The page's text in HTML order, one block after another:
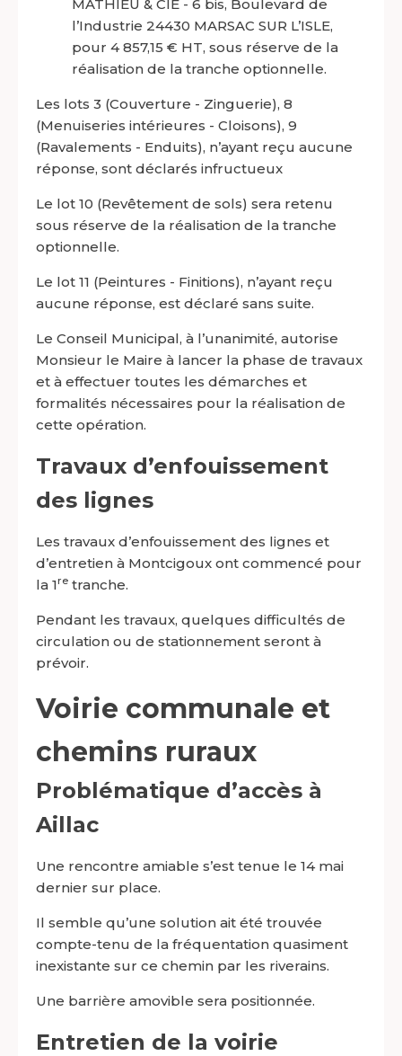
MATHIEU & CIE - 6 bis, Boulevard de
l’Industrie 24430 MARSAC SUR L’ISLE,
pour 4 857,15 € HT, sous réserve de la
réalisation de la tranche optionnelle.
Les lots 3 (Couverture - Zinguerie), 8
(Menuiseries intérieures - Cloisons), 9
(Ravalements - Enduits), n’ayant reçu aucune
réponse, sont déclarés infructueux
Le lot 10 (Revêtement de sols) sera retenu
sous réserve de la réalisation de la tranche
optionnelle.
Le lot 11 (Peintures - Finitions), n’ayant reçu
aucune réponse, est déclaré sans suite.
Le Conseil Municipal, à l’unanimité, autorise
Monsieur le Maire à lancer la phase de travaux
et à effectuer toutes les démarches et
formalités nécessaires pour la réalisation de
cette opération.
Travaux d’enfouissement
des lignes
Les travaux d’enfouissement des lignes et
d’entretien à Montcigoux ont commencé pour
la 1re tranche.
Pendant les travaux, quelques difficultés de
circulation ou de stationnement seront à
prévoir.
Voirie communale et
chemins ruraux
Problématique d’accès à
Aillac
Une rencontre amiable s’est tenue le 14 mai
dernier sur place.
Il semble qu’une solution ait été trouvée
compte-tenu de la fréquentation quasiment
inexistante sur ce chemin par les riverains.
Une barrière amovible sera positionnée.
Entretien de la voirie